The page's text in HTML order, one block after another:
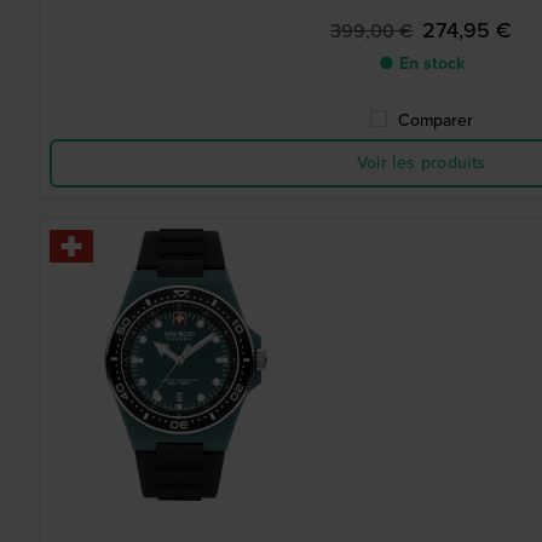
399,00 € 274,95 €
● En stock
Comparer
Voir les produits